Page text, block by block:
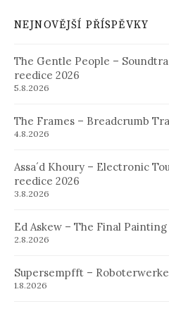
NEJNOVĚJŠÍ PŘÍSPĚVKY
The Gentle People –
reedice 2026
5.8.2026
The Frames – Breadcrumb
4.8.2026
Assa´d Khoury – Electronic
reedice 2026
3.8.2026
Ed Askew – The Final Painting
2.8.2026
Supersempfft – Roboterwerke
1.8.2026